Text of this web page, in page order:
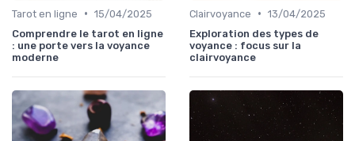
Tarot en ligne • 15/04/2025
Comprendre le tarot en ligne
: une porte vers la voyance
moderne
Clairvoyance • 13/04/2025
Exploration des types de
voyance : focus sur la
clairvoyance